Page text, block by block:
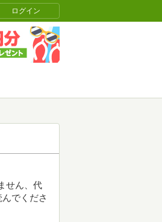
ログイン
せん、代
でくださ